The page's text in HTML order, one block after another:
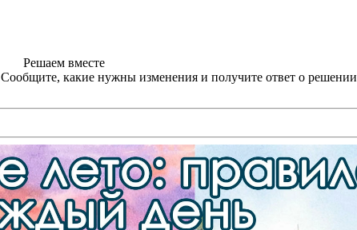
Решаем вместе
Сообщите, какие нужны изменения и получите ответ о решении